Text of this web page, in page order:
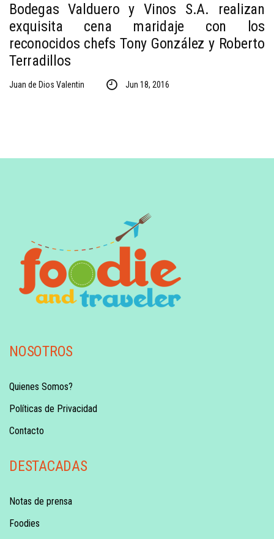
Bodegas Valduero y Vinos S.A. realizan
exquisita cena maridaje con los
reconocidos chefs Tony González y Roberto
Terradillos
Juan de Dios Valentin Jun 18, 2016
NOSOTROS
Quienes Somos?
Políticas de Privacidad
Contacto
DESTACADAS
Notas de prensa
Foodies